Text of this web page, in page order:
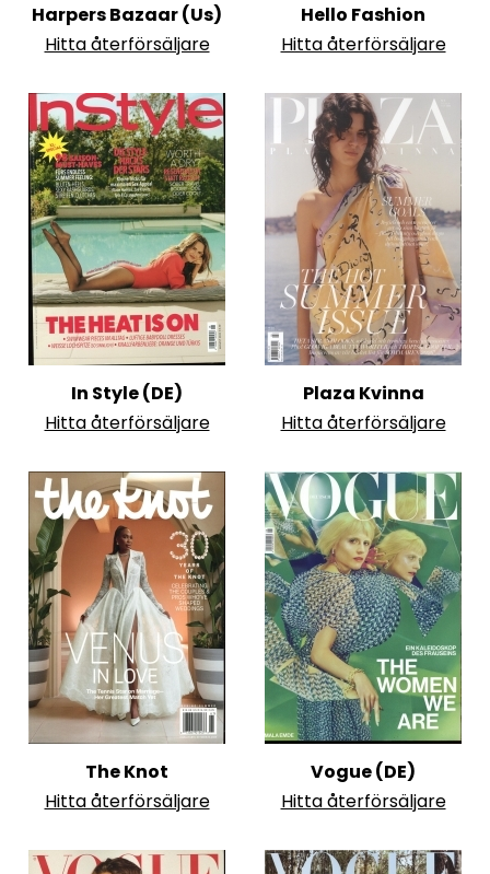
Harpers Bazaar (Us)
Hitta återförsäljare
Hello Fashion
Hitta återförsäljare
In Style (DE)
Hitta återförsäljare
Plaza Kvinna
Hitta återförsäljare
The Knot
Hitta återförsäljare
Vogue (DE)
Hitta återförsäljare